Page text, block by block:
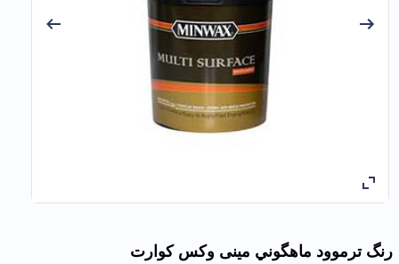
رنگ ترموود ماهگوني مینی وکس كوارت